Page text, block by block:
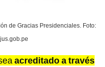
de Gracias Presidenciales. Foto:
acreditado a través